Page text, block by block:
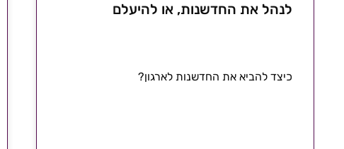
לנהל את החדשנות, או להיעלם
כיצד להביא את החדשנות לארגון?